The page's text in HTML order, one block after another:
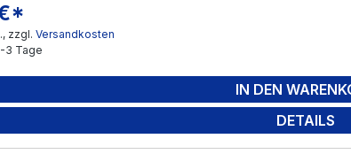
zzgl. Versandkosten
3 Tage
IN DEN
DETAILS